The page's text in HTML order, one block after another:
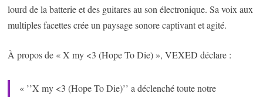
lourd de la batterie et des guitares au son électronique. Sa voix aux
multiples facettes crée un paysage sonore captivant et agité.
À propos de « X my <3 (Hope To Die) », VEXED déclare :
« ’’X my <3 (Hope To Die)’’ a déclenché toute notre